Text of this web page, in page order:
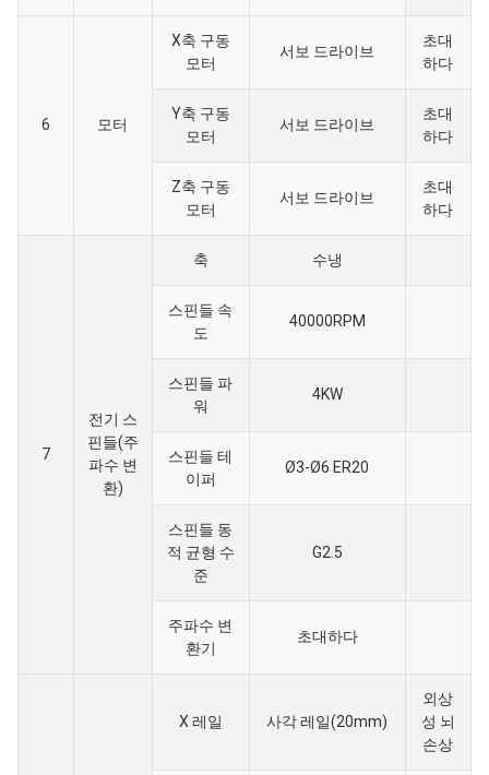
6 모터
X축 구동
모터
서보 드라이브
초대
하다
Y축 구동
모터
서보 드라이브
초대
하다
Z축 구동
모터
서보 드라이브
초대
하다
7
전기 스
핀들(주
파수 변
환)
축 수냉
스핀들 속
도
40000RPM
스핀들 파
워
4KW
스핀들 테
이퍼
Ø3-Ø6 ER20
스핀들 동
적 균형 수
준
G2.5
주파수 변
환기
초대하다
X 레일 사각 레일(20mm)
외상
성 뇌
손상